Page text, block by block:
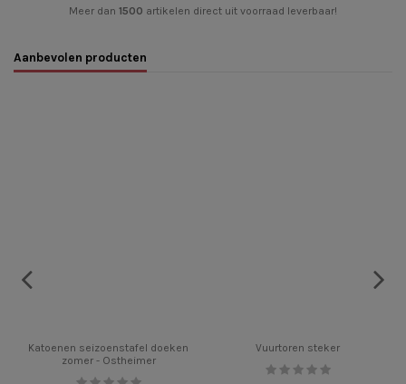
Meer dan 1500 artikelen direct uit voorraad leverbaar!
Aanbevolen producten
Katoenen seizoenstafel doeken
zomer - Ostheimer
Vuurtoren steker